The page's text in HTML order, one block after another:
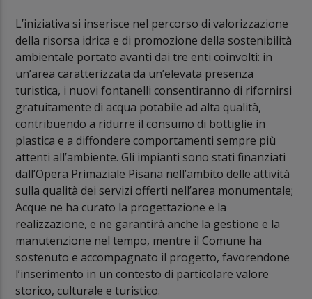
L’iniziativa si inserisce nel percorso di valorizzazione
della risorsa idrica e di promozione della sostenibilità
ambientale portato avanti dai tre enti coinvolti: in
un’area caratterizzata da un’elevata presenza
turistica, i nuovi fontanelli consentiranno di rifornirsi
gratuitamente di acqua potabile ad alta qualità,
contribuendo a ridurre il consumo di bottiglie in
plastica e a diffondere comportamenti sempre più
attenti all’ambiente. Gli impianti sono stati finanziati
dall’Opera Primaziale Pisana nell’ambito delle attività
sulla qualità dei servizi offerti nell’area monumentale;
Acque ne ha curato la progettazione e la
realizzazione, e ne garantirà anche la gestione e la
manutenzione nel tempo, mentre il Comune ha
sostenuto e accompagnato il progetto, favorendone
l’inserimento in un contesto di particolare valore
storico, culturale e turistico.